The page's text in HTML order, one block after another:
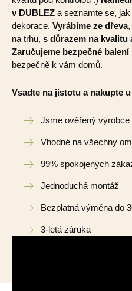
v DUBLEZ a seznamte se,
dekorace. Vyrábíme ze dřeva,
na trhu, s důrazem na kvalitu
Zaručujeme bezpečné balení
bezpečně k vám domů.
Vsadte na jistotu a nakupte
Jsme ověřený výrobce
Vhodné na všechny
99% spokojených
Jednoduchá montáž
Bezplatná výměna do
3-letá záruka